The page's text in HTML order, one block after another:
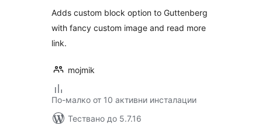
Adds custom block option to Guttenberg
with fancy custom image and read more
link.
mojmik
По-малко от 10 активни инсталации
Тествано до 5.7.16